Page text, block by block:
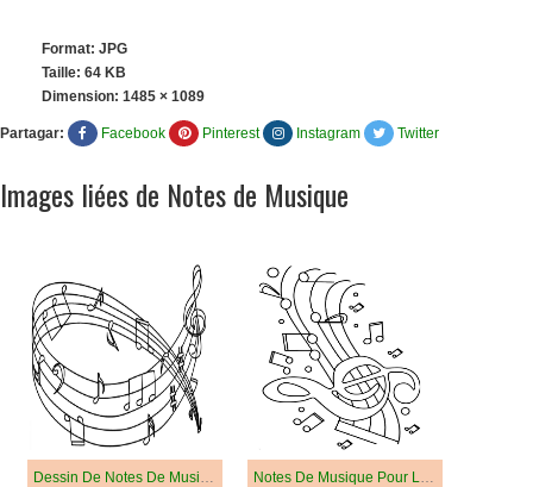
Format: JPG
Taille: 64 KB
Dimension: 1485 × 1089
Partagar: Facebook Pinterest Instagram Twitter
Images liées de Notes de Musique
Dessin De Notes De Musique Pour Les Enfants Notes De Musique Pour Les Enfants De 4 An